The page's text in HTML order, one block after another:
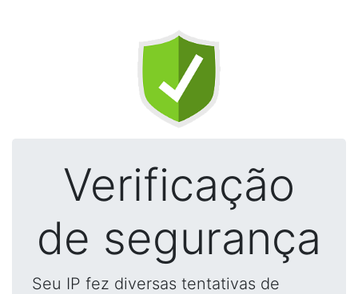
Verificação
de segurança
Seu IP fez diversas tentativas de